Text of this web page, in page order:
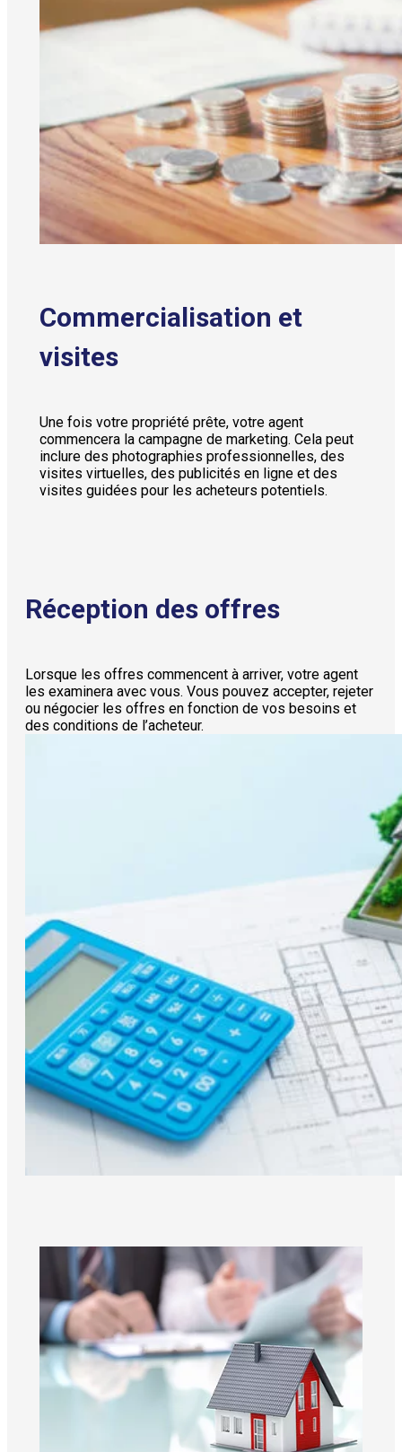
Commercialisation et
visites
Une fois votre propriété prête, votre agent
commencera la campagne de marketing. Cela peut
inclure des photographies professionnelles, des
visites virtuelles, des publicités en ligne et des
visites guidées pour les acheteurs potentiels.
Réception des offres
Lorsque les offres commencent à arriver, votre agent
les examinera avec vous. Vous pouvez accepter, rejeter
ou négocier les offres en fonction de vos besoins et
des conditions de l’acheteur.